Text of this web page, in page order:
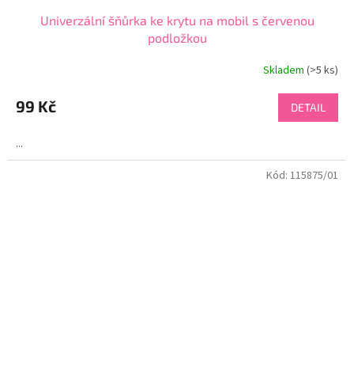
Univerzální šňůrka ke krytu na mobil s červenou
podložkou
produktu
je
z
5
Skladem(>5 ks)
99 Kč DETAIL
...
Kód: 115875/01